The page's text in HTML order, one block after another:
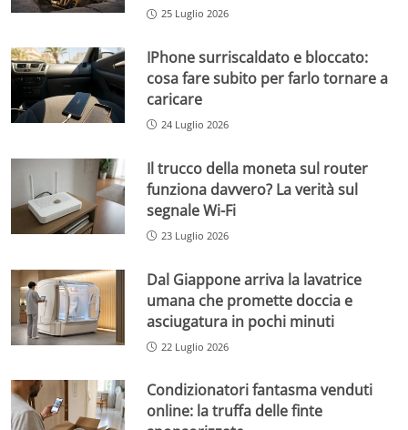
25 Luglio 2026
IPhone surriscaldato e bloccato:
cosa fare subito per farlo tornare a
caricare
24 Luglio 2026
Il trucco della moneta sul router
funziona davvero? La verità sul
segnale Wi-Fi
23 Luglio 2026
Dal Giappone arriva la lavatrice
umana che promette doccia e
asciugatura in pochi minuti
22 Luglio 2026
Condizionatori fantasma venduti
online: la truffa delle finte